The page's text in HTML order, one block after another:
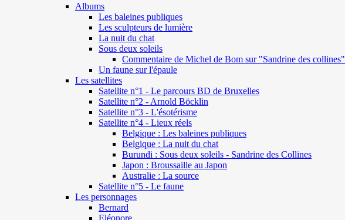
Albums
Les baleines publiques
Les sculpteurs de lumière
La nuit du chat
Sous deux soleils
Commentaire de Michel de Bom sur "Sandrine des collines"
Un faune sur l'épaule
Les satellites
Satellite n°1 - Le parcours BD de Bruxelles
Satellite n°2 - Arnold Böcklin
Satellite n°3 - L'ésotérisme
Satellite n°4 - Lieux réels
Belgique : Les baleines publiques
Belgique : La nuit du chat
Burundi : Sous deux soleils - Sandrine des Collines
Japon : Broussaille au Japon
Australie : La source
Satellite n°5 - Le faune
Les personnages
Bernard
Eléonore